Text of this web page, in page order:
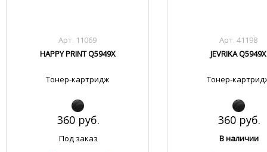
Арт. 11069
HAPPY PRINT Q5949X
Тонер-картридж
360 руб.
Под заказ
Арт. 41198
JEVRIKA Q5949X
Тонер-
360 руб.
В наличии